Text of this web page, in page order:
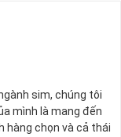
sim, chúng tôi
mình là mang đến
hàng chọn và cả thái